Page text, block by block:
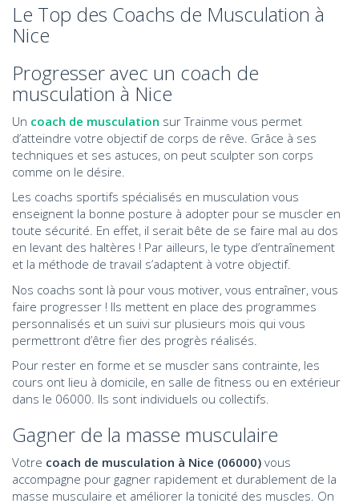
Le Top des Coachs de Musculation à
Nice
Progresser avec un coach de
musculation à Nice
Un coach de musculation sur Trainme vous permet
d’atteindre votre objectif de corps de rêve. Grâce à ses
techniques et ses astuces, on peut sculpter son corps
comme on le désire.
Les coachs sportifs spécialisés en musculation vous
enseignent la bonne posture à adopter pour se muscler en
toute sécurité. En effet, il serait bête de se faire mal au dos
en levant des haltères ! Par ailleurs, le type d’entraînement
et la méthode de travail s’adaptent à votre objectif.
Nos coachs sont là pour vous motiver, vous entraîner, vous
faire progresser ! Ils mettent en place des programmes
personnalisés et un suivi sur plusieurs mois qui vous
permettront d’être fier des progrès réalisés.
Pour rester en forme et se muscler sans contrainte, les
cours ont lieu à domicile, en salle de fitness ou en extérieur
dans le 06000. Ils sont individuels ou collectifs.
Gagner de la masse musculaire
Votre coach de musculation à Nice (06000) vous
accompagne pour gagner rapidement et durablement de la
masse musculaire et améliorer la tonicité des muscles. On